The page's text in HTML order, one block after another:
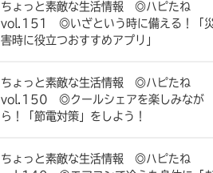
ちょっと素敵な生活情報 ◎ハピたね
vol.151 ◎いざという時に備える！「
害時に役立つおすすめアプリ」
ちょっと素敵な生活情報 ◎ハピたね
vol.150 ◎クールシェアを楽しみなが
ら！「節電対策」をしよう！
ちょっと素敵な生活情報 ◎ハピたね